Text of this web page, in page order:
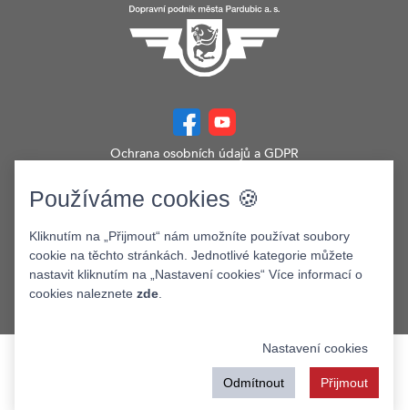
Ochrana osobních údajů a GDPR
Zobrazit verzi webu pro PC
©2026. Dopravní podnik města Pardubic a.s.
Používáme cookies 🍪
Kliknutím na „Přijmout“ nám umožníte používat soubory
cookie na těchto stránkách. Jednotlivé kategorie můžete
nastavit kliknutím na „Nastavení cookies“ Více informací o
cookies naleznete zde
Nastavení cookies
Odmítnout Přijmout